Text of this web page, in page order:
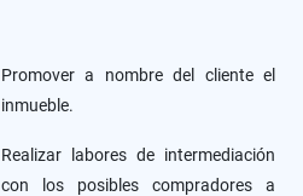
Promover a nombre del cliente el
inmueble.
Realizar labores de intermediación
con los posibles compradores a